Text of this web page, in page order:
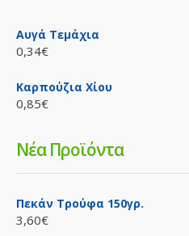
Αυγά Τεμάχια
0,34€
Καρπούζια Χίου
0,85€
Νέα Προϊόντα
Πεκάν Τρούφα 150γρ.
3,60€